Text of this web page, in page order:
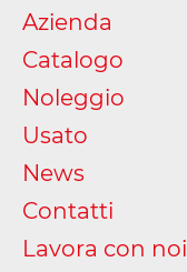
Azienda
Catalogo
Noleggio
Usato
News
Contatti
Lavora con noi